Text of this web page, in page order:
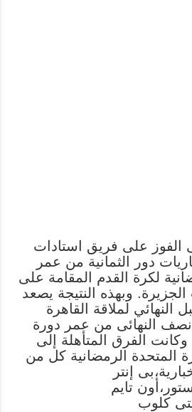
على فريق استادات
مباريات دور الثمانية من عمر
لكرة القدم المقامة على
وبهذه النتيجة يصعد
لملاقة القاهرة
نصف النهائى من عمر دورة
وكانت الفرق المتأهلة إلى
المتحدة الرمضانية كل من
إنتر
تايم
كلوب